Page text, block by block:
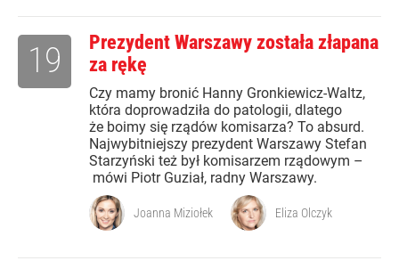
Prezydent Warszawy została złapana
za rękę
Czy mamy bronić Hanny Gronkiewicz-Waltz,
która doprowadziła do patologii, dlatego
że boimy się rządów komisarza? To absurd.
Najwybitniejszy prezydent Warszawy Stefan
Starzyński też był komisarzem rządowym –
mówi Piotr Guział, radny Warszawy.
19
Joanna Miziołek Eliza Olczyk